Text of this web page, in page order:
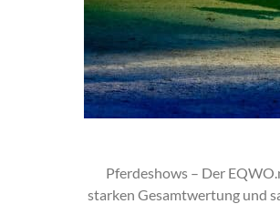
Pferdeshows – Der
starken Gesamtwertung und